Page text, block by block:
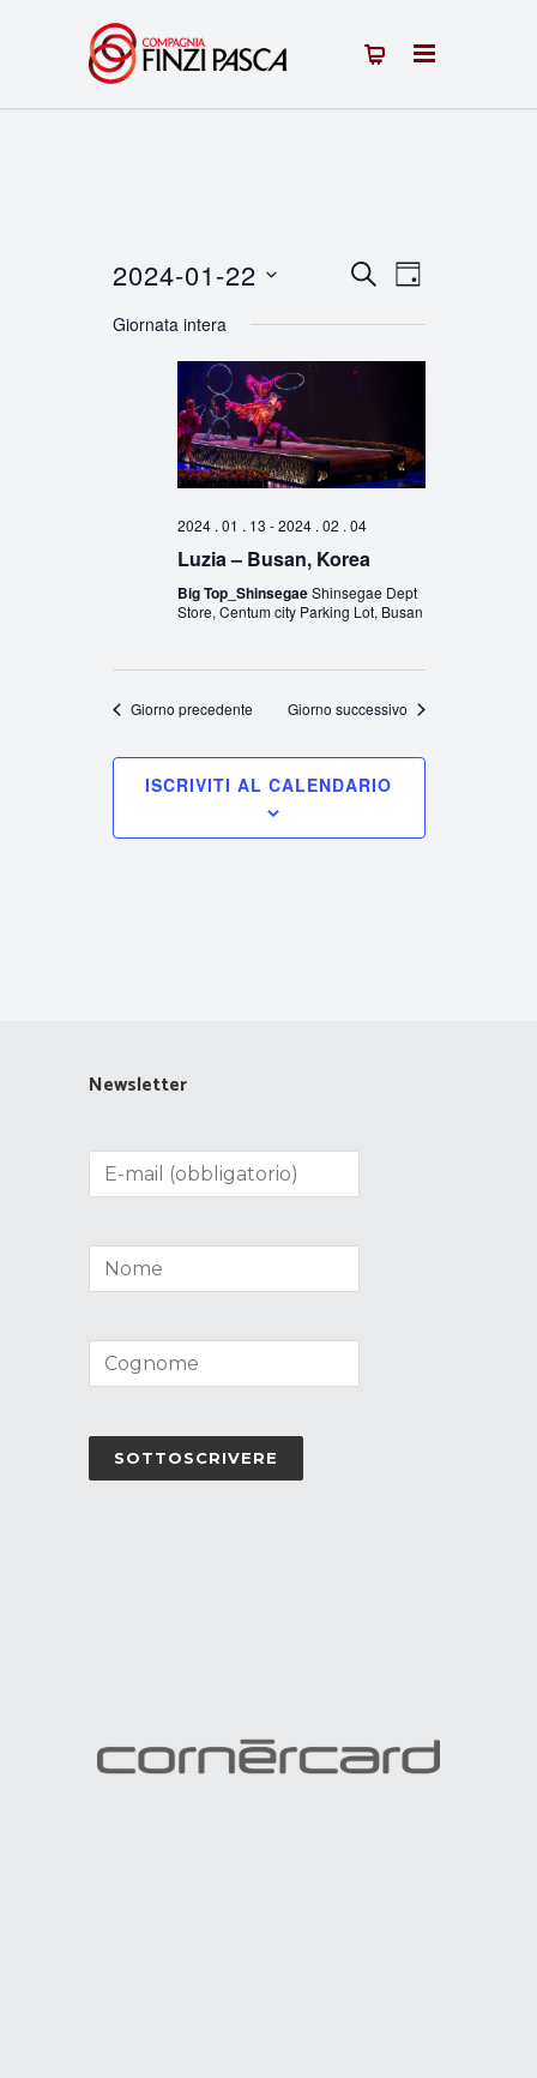
Eventi
Ricerca
e
Navigazione
CERCAEvento
Viste
GIORNO
2024-01-22
la
Giornata intera
2024 . 01 . 13 -2024 . 02 . 04
Luzia – Busan, Korea
Big Top_ShinsegaeShinsegae Dept
Store, Centum city Parking Lot, Busan
Giorno precedente Giorno successivo
ISCRIVITI AL CALENDARIO
Newsletter